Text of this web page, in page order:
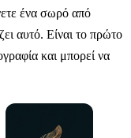
ένα σωρό από
αυτό. Είναι το πρώτο
και μπορεί να